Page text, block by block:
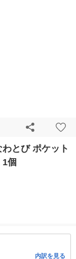
とび ポケット
個
内訳を見る